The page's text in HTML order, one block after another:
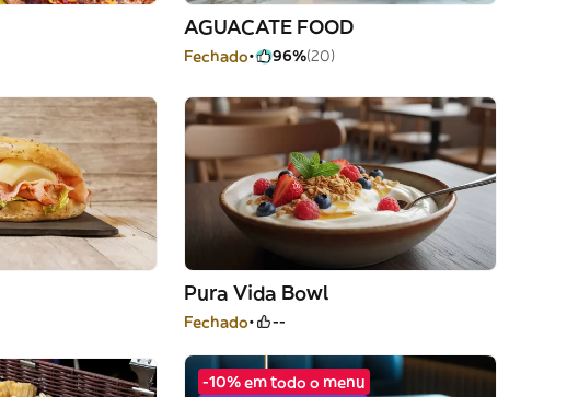
AGUACATE FOOD
Fechado 96%(20)
Pura Vida Bowl
Fechado --
-10% em todo o menu